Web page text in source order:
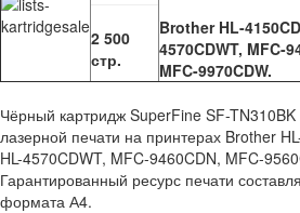
2 500
стр.
Brother HL-
4570CDWT, MFC-
MFC-9970CDW.
Чёрный картридж SuperFine SF-
лазерной печати на принтерах Brother
HL-4570CDWT, MFC-9460CDN, MFC-
Гарантированный ресурс печати
формата А4.